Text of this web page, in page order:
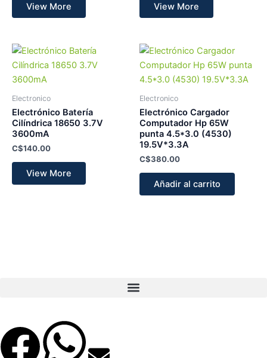
View More View More
Electronico
Electrónico Batería
Cilíndrica 18650 3.7V
3600mA
C$140.00
View More
Electronico
Electrónico Cargador
Computador Hp 65W
punta 4.5*3.0 (4530)
19.5V*3.3A
C$380.00
Añadir al carrito